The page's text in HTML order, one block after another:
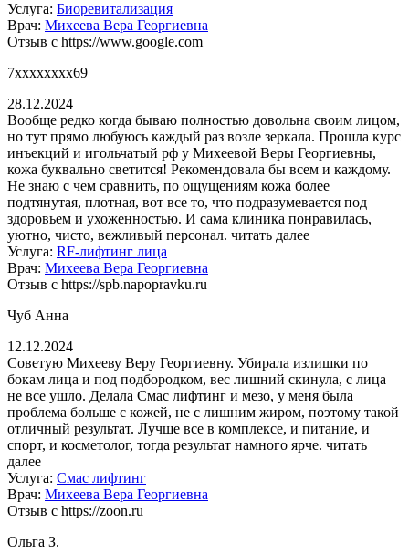
Услуга: Биоревитализация
Врач: Михеева Вера Георгиевна
Отзыв с https://www.google.com
7xxxxxxxx69
28.12.2024
Вообще редко когда бываю полностью довольна своим лицом,
но тут прямо любуюсь каждый раз возле зеркала. Прошла курс
инъекций и игольчатый рф у Михеевой Веры Георгиевны,
кожа буквально светится! Рекомендовала бы всем и каждому.
Не знаю с чем сравнить, по ощущениям кожа более
подтянутая, плотная, вот все то, что подразумевается под
здоровьем и ухоженностью. И сама клиника понравилась,
уютно, чисто, вежливый персонал. читать далее
Услуга: RF-лифтинг лица
Врач: Михеева Вера Георгиевна
Отзыв с https://spb.napopravku.ru
Чуб Анна
12.12.2024
Советую Михееву Веру Георгиевну. Убирала излишки по
бокам лица и под подбородком, вес лишний скинула, с лица
не все ушло. Делала Смас лифтинг и мезо, у меня была
проблема больше с кожей, не с лишним жиром, поэтому такой
отличный результат. Лучше все в комплексе, и питание, и
спорт, и косметолог, тогда результат намного ярче. читать
далее
Услуга: Смас лифтинг
Врач: Михеева Вера Георгиевна
Отзыв с https://zoon.ru
Ольга З.